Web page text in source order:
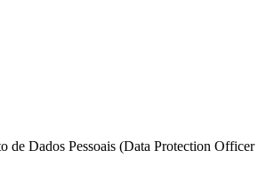
Dados Pessoais (Data Protection